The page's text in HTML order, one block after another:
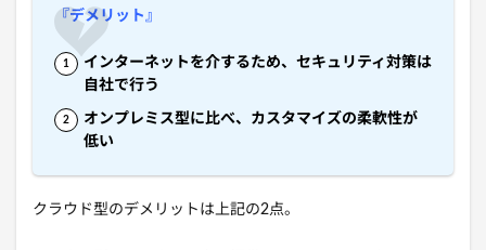
『デメリット』
インターネットを介するため、セキュリティ対策は
自社で行う
オンプレミス型に比べ、カスタマイズの柔軟性が
低い
クラウド型のデメリットは上記の2点。